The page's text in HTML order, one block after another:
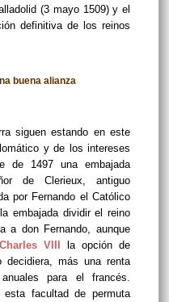
(3 mayo 1509) y el
definitiva de los reinos
buena alianza
siguen estando en este
y de los intereses
de 1497 una embajada
de Clerieux, antiguo
por Fernando el Católico
embajada dividir el reino
a don Fernando, aunque
Charles VIII la opción de
más una renta
para el francés.
facultad de permuta